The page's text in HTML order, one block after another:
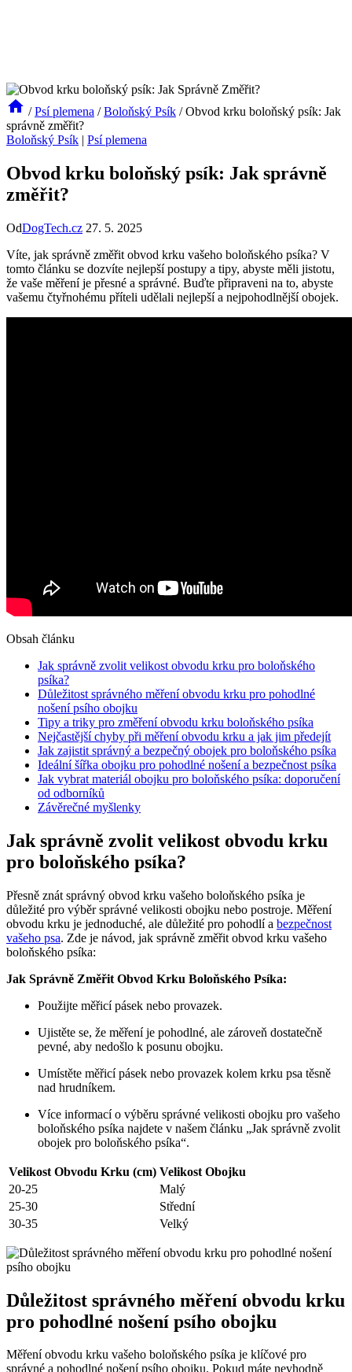
/ Psí plemena / Boloňský Psík / Obvod krku boloňský psík: Jak
správně změřit?
Boloňský Psík | Psí plemena
Obvod krku boloňský psík: Jak správně
změřit?
OdDogTech.cz 27. 5. 2025
Víte, jak správně změřit obvod krku vašeho boloňského psíka? V
tomto článku se dozvíte nejlepší postupy a tipy, abyste měli jistotu,
že vaše měření je přesné a správné. Buďte připraveni na to, abyste
vašemu čtyřnohému příteli udělali nejlepší a nejpohodlnější obojek.
Obsah článku
Jak správně zvolit velikost obvodu krku pro boloňského
psíka?
Důležitost správného měření obvodu krku pro pohodlné
nošení psího obojku
Tipy a triky pro změření obvodu krku boloňského psíka
Nejčastější chyby při měření obvodu krku a jak jim předejít
Jak zajistit správný a bezpečný obojek pro boloňského psíka
Ideální šířka obojku pro pohodlné nošení a bezpečnost psíka
Jak vybrat materiál obojku pro boloňského psíka: doporučení
od odborníků
Závěrečné myšlenky
Jak správně zvolit velikost obvodu krku
pro boloňského psíka?
Přesně znát správný obvod krku vašeho boloňského psíka je
důležité pro výběr správné velikosti obojku nebo postroje. Měření
obvodu krku je jednoduché, ale důležité pro pohodlí a bezpečnost
vašeho psa. Zde je návod, jak správně změřit obvod krku vašeho
boloňského psíka:
Jak Správně Změřit Obvod Krku Boloňského Psíka:
Použijte měřicí pásek nebo provazek.
Ujistěte se, že měření je pohodlné, ale zároveň dostatečně
pevné, aby nedošlo k posunu obojku.
Umístěte měřicí pásek nebo provazek kolem krku psa těsně
nad hrudníkem.
Více informací o výběru správné velikosti obojku pro vašeho
boloňského psíka najdete v našem článku „Jak správně zvolit
obojek pro boloňského psíka“.
Velikost Obvodu Krku (cm) Velikost Obojku
20-25
Malý
25-30
Střední
30-35
Velký
Důležitost správného měření obvodu krku
pro pohodlné nošení psího obojku
Měření obvodu krku vašeho boloňského psíka je klíčové pro
správné a pohodlné nošení psího obojku. Pokud máte nevhodně